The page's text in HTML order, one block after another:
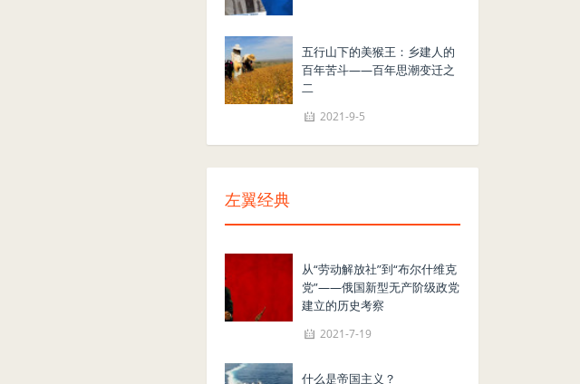
五行山下的美猴王：乡建人的
百年苦斗——百年思潮变迁之
二
2021-9-5
左翼经典
从“劳动解放社”到“布尔什维克
党”——俄国新型无产阶级政党
建立的历史考察
2021-7-19
什么是帝国主义？